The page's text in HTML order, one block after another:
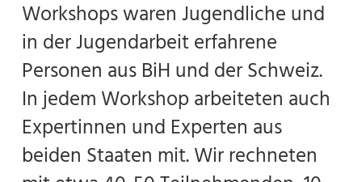
Workshops waren Jugendliche und
in der Jugendarbeit erfahrene
Personen aus BiH und der Schweiz.
In jedem Workshop arbeiteten auch
Expertinnen und Experten aus
beiden Staaten mit. Wir rechneten